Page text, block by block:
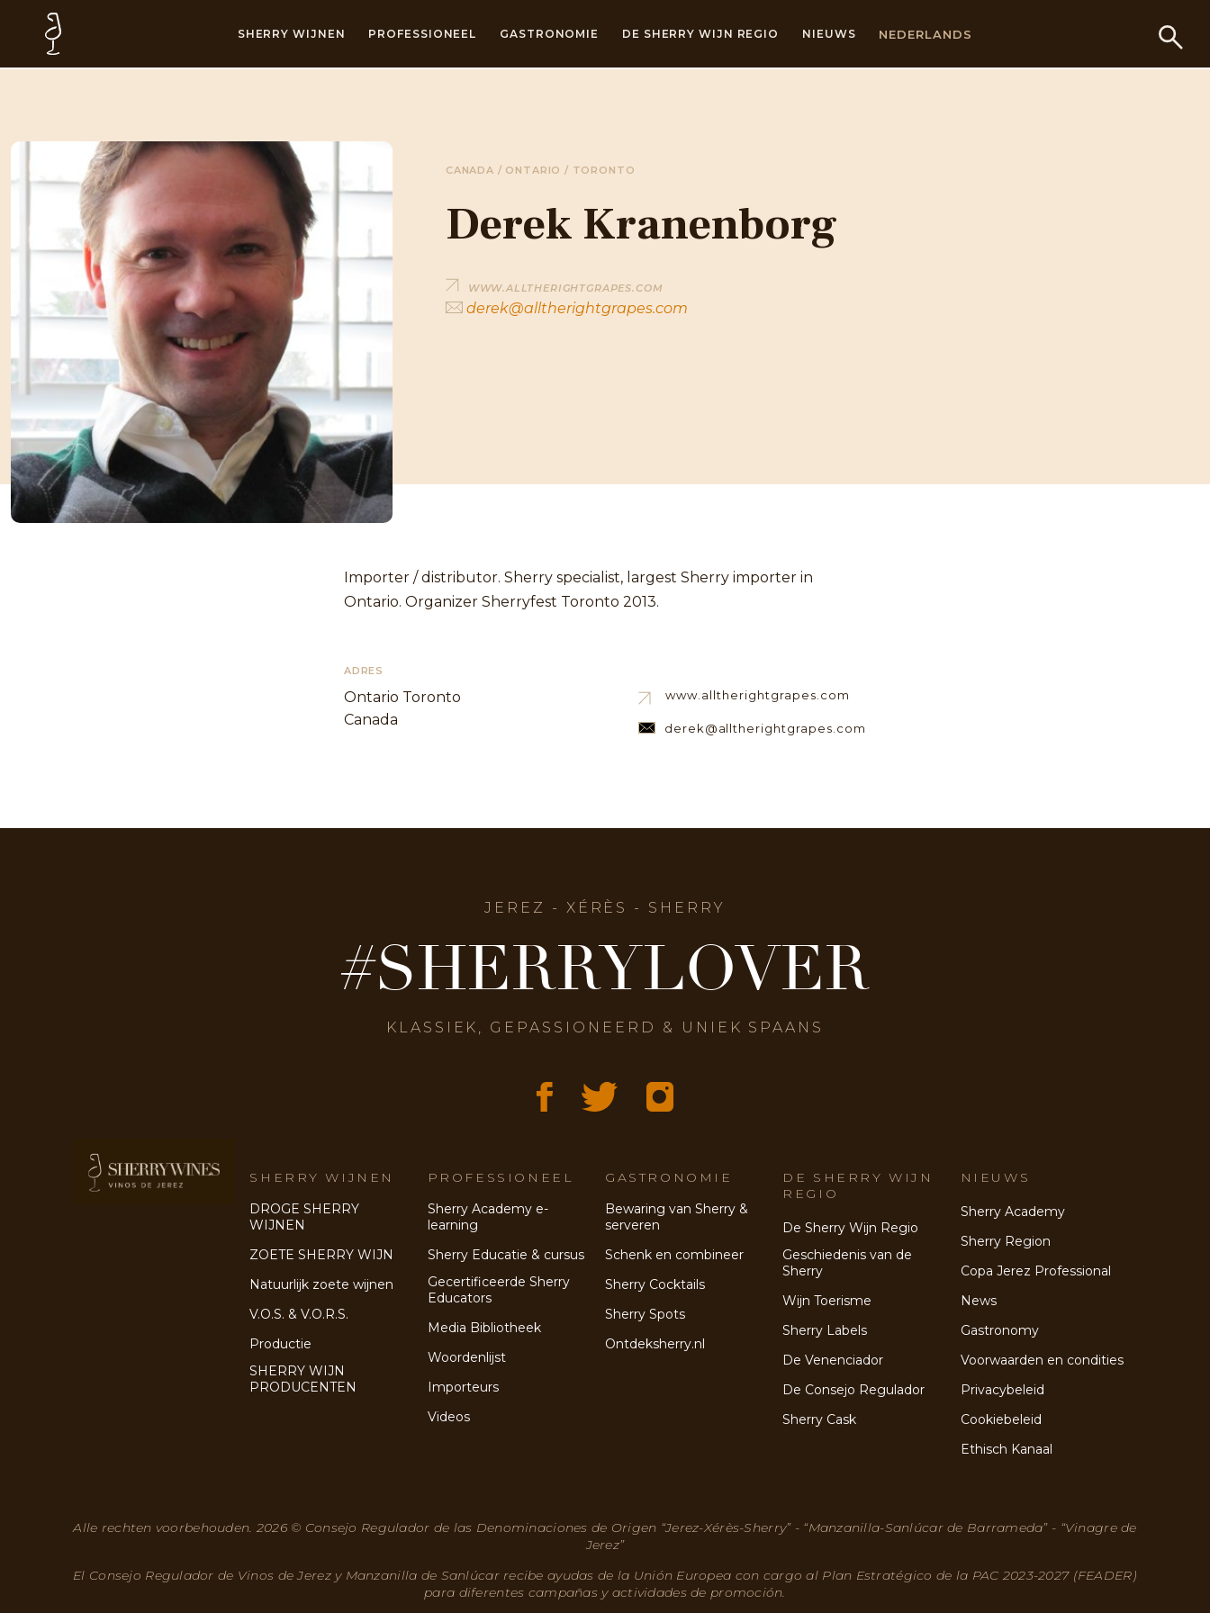
SHERRY WIJNEN PROFESSIONEEL GASTRONOMIE DE SHERRY WIJN REGIO NIEUWS NEDERLANDS
CANADA / ONTARIO / TORONTO
Derek Kranenborg
WWW.ALLTHERIGHTGRAPES.COM
derek@alltherightgrapes.com
Importer / distributor. Sherry specialist, largest Sherry importer in
Ontario. Organizer Sherryfest Toronto 2013.
ADRES
Ontario Toronto
Canada
www.alltherightgrapes.com
derek@alltherightgrapes.com
JEREZ - XÉRÈS - SHERRY
#SHERRYLOVER
KLASSIEK, GEPASSIONEERD & UNIEK SPAANS
SHERRY WIJNEN
DROGE SHERRY
WIJNEN
ZOETE SHERRY WIJN
Natuurlijk zoete wijnen
V.O.S. & V.O.R.S.
Productie
SHERRY WIJN
PRODUCENTEN
PROFESSIONEEL
Sherry Academy e-
learning
Sherry Educatie & cursus
Gecertificeerde Sherry
Educators
Media Bibliotheek
Woordenlijst
Importeurs
Videos
GASTRONOMIE
Bewaring van Sherry &
serveren
Schenk en combineer
Sherry Cocktails
Sherry Spots
Ontdeksherry.nl
DE SHERRY WIJN
REGIO
De Sherry Wijn Regio
Geschiedenis van de
Sherry
Wijn Toerisme
Sherry Labels
De Venenciador
De Consejo Regulador
Sherry Cask
NIEUWS
Sherry Academy
Sherry Region
Copa Jerez Professional
News
Gastronomy
Voorwaarden en condities
Privacybeleid
Cookiebeleid
Ethisch Kanaal
Alle rechten voorbehouden. 2026 © Consejo Regulador de las Denominaciones de Origen “Jerez-Xérès-Sherry” - “Manzanilla-Sanlúcar de Barrameda” - “Vinagre de
Jerez”
El Consejo Regulador de Vinos de Jerez y Manzanilla de Sanlúcar recibe ayudas de la Unión Europea con cargo al Plan Estratégico de la PAC 2023-2027 (FEADER)
para diferentes campañas y actividades de promoción.